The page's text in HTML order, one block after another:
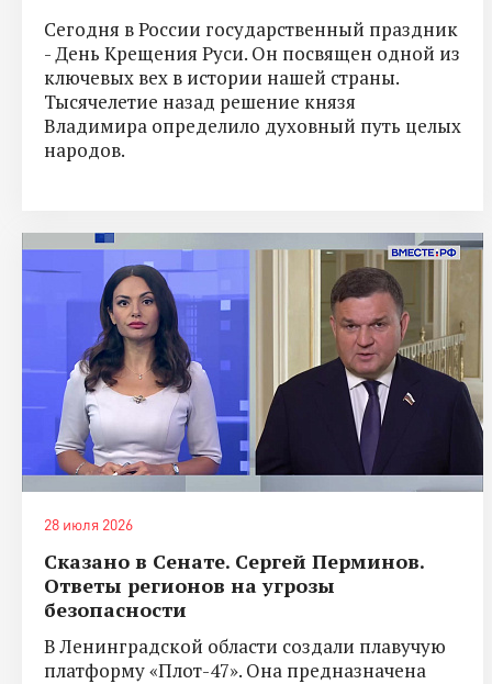
Сегодня в России государственный праздник
- День Крещения Руси. Он посвящен одной из
ключевых вех в истории нашей страны.
Тысячелетие назад решение князя
Владимира определило духовный путь целых
народов.
28 июля 2026
Сказано в Сенате. Сергей Перминов.
Ответы регионов на угрозы
безопасности
В Ленинградской области создали плавучую
платформу «Плот-47». Она предназначена